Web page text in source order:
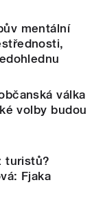
mentální
válka
volby budou
turistů?
Fjaka